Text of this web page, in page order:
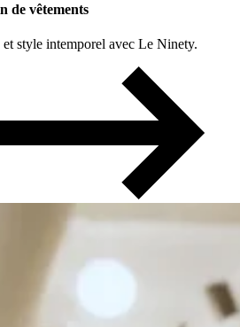
de vêtements
et style intemporel avec Le Ninety.